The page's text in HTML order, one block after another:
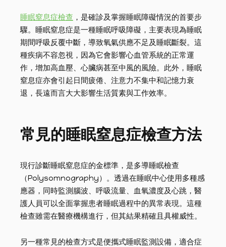
睡眠窒息症檢查 ，是確診及掌握睡眠障礙情況的首要步
驟。睡眠窒息症是一種睡眠呼吸障礙，主要表現為睡眠
期間呼吸反覆中斷，導致氧氣供應不足及睡眠斷裂。這
種疾病不容忽視，因為它會影響心血管系統的正常運
作，增加高血壓、心臟病甚至中風的風險。此外，睡眠
窒息症亦會引起日間疲倦、注意力不集中和記憶力衰
退，長遠而言大大影響生活質素與工作效率。
常見的睡眠窒息症檢查方法
現行診斷睡眠窒息症的金標準，是多導睡眠檢查
（Polysomnography）。透過在睡眠中心使用多種感
應器，同時監測腦波、呼吸流量、血氧濃度及心跳，醫
護人員可以全面掌握患者睡眠過程中的異常表現。這種
檢查雖需在醫療機構進行，但其結果精確且具權威性。
另一種常見的檢查方式是便攜式睡眠監測設備，適合症